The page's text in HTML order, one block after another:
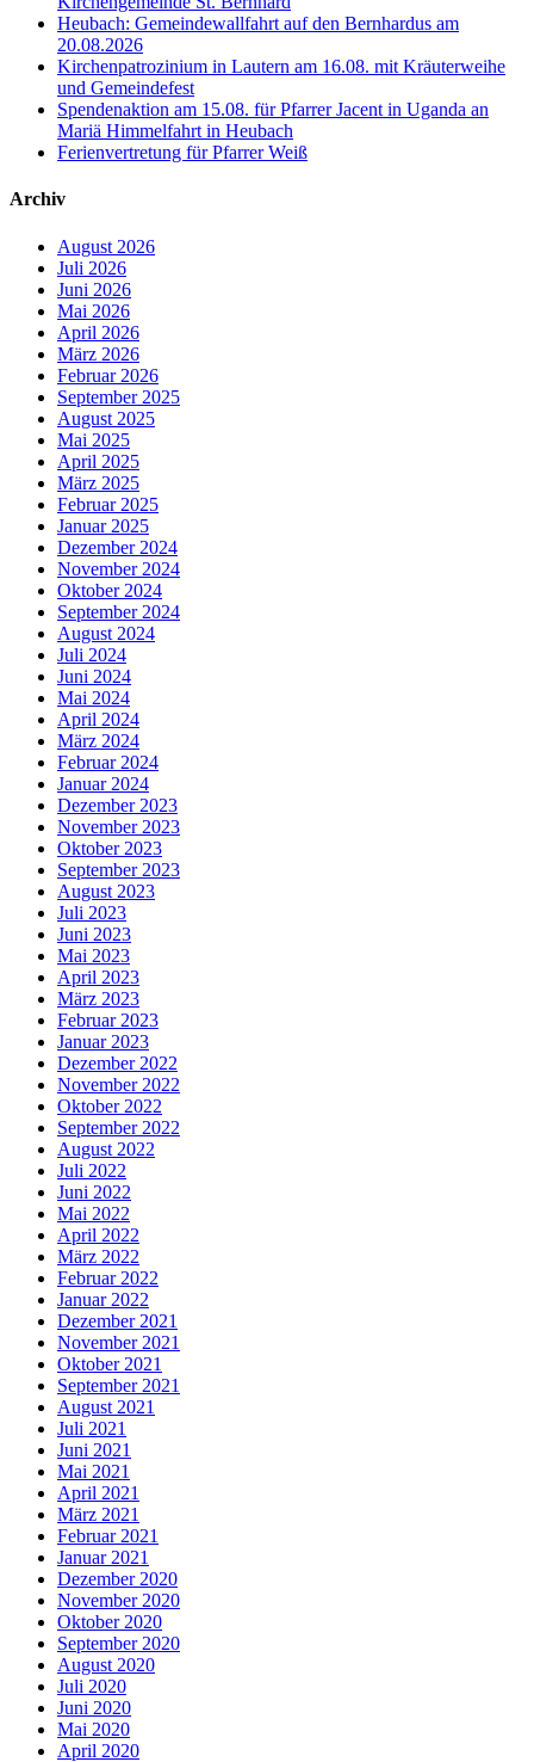
Heubach: Gemeindewallfahrt auf den Bernhardus am
20.08.2026
Kirchenpatrozinium in Lautern am 16.08. mit Kräuterweihe
und Gemeindefest
Spendenaktion am 15.08. für Pfarrer Jacent in Uganda an
Mariä Himmelfahrt in Heubach
Ferienvertretung für Pfarrer Weiß
Archiv
August 2026
Juli 2026
Juni 2026
Mai 2026
April 2026
März 2026
Februar 2026
September 2025
August 2025
Mai 2025
April 2025
März 2025
Februar 2025
Januar 2025
Dezember 2024
November 2024
Oktober 2024
September 2024
August 2024
Juli 2024
Juni 2024
Mai 2024
April 2024
März 2024
Februar 2024
Januar 2024
Dezember 2023
November 2023
Oktober 2023
September 2023
August 2023
Juli 2023
Juni 2023
Mai 2023
April 2023
März 2023
Februar 2023
Januar 2023
Dezember 2022
November 2022
Oktober 2022
September 2022
August 2022
Juli 2022
Juni 2022
Mai 2022
April 2022
März 2022
Februar 2022
Januar 2022
Dezember 2021
November 2021
Oktober 2021
September 2021
August 2021
Juli 2021
Juni 2021
Mai 2021
April 2021
März 2021
Februar 2021
Januar 2021
Dezember 2020
November 2020
Oktober 2020
September 2020
August 2020
Juli 2020
Juni 2020
Mai 2020
April 2020